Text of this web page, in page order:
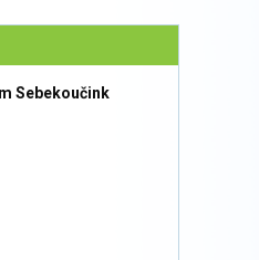
Sebekoučink